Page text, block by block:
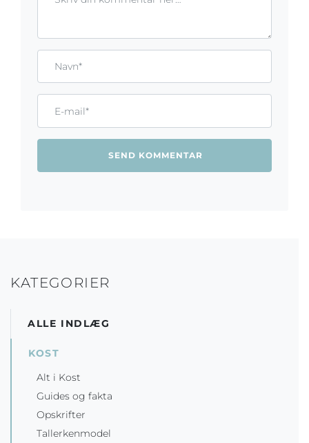
KATEGORIER
ALLE INDLÆG
KOST
Alt i Kost
Guides og fakta
Opskrifter
Tallerkenmodel